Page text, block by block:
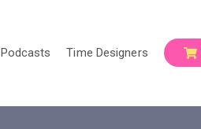
Podcasts Time Designers